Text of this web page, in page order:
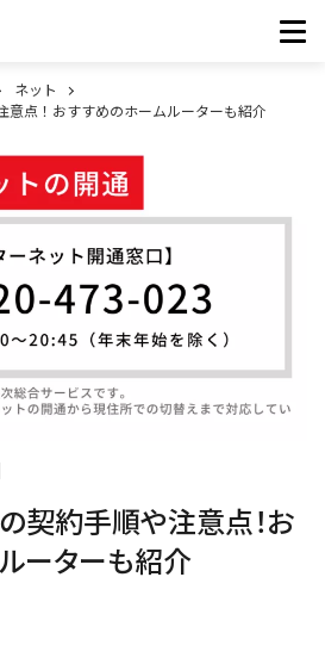
ネット
意点！おすすめのホームルーターも紹介
契約手順や注意点！お
ーターも紹介